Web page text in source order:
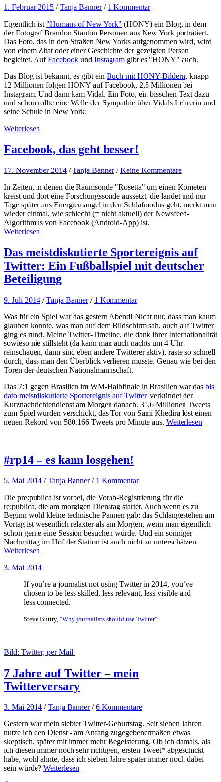
1. Februar 2015 /Tanja Banner / 1 Kommentar
Eigentlich ist "Humans of New York" (HONY) ein Blog, in dem
der Fotograf Brandon Stanton Personen aus New York porträtiert.
Das Foto, das in den Straßen New Yorks aufgenommen wird, wird
von einem Zitat oder einer Geschichte der gezeigten Person
begleitet. AufFacebook und Instagram gibt es "HONY" auch.
Das Blog ist bekannt, es gibt ein Buch mit HONY-Bildern, knapp
12 Millionen folgen HONY auf Facebook, 2,5 Millionen bei
Instagram. Und dann kam Vidal. Ein Foto, ein bisschen Text dazu
und schon rollte eine Welle der Sympathie über Vidals Lehrerin und
seine Schule in New York:
Weiterlesen
Facebook, das geht besser!
17. November 2014 /Tanja Banner /Keine Kommentare
In Zeiten, in denen die Raumsonde "Rosetta" um einen Kometen
kreist und dort eine Forschungssonde aussetzt, die landet und nur
Tage später aus Energiemangel in den Schlafmodus geht, merkt man
wieder einmal, wie schlecht (= nicht aktuell) der Newsfeed-
Algorithmus von Facebook (Android-App) ist.
Weiterlesen
Das meistdiskutierte Sportereignis auf
Twitter: Ein Fußballspiel mit deutscher
Beteiligung
9. Juli 2014 /Tanja Banner / 1 Kommentar
Was für ein Spiel war das gestern Abend! Nicht nur, dass man kaum
glauben konnte, was man auf dem Bildschirm sah, auch auf Twitter
ging es rund. Meine Twitter-Timeline, die dank ihrer Internationalität
sowieso nie stillsteht (da kann man auch nachts um 4 Uhr
reinschauen, dann sind eben andere Twitterer aktiv), raste so schnell
durch, dass man den Überblick verlieren musste. Genau wie bei den
Toren der deutschen Nationalmannschaft.
Das 7:1 gegen Brasilien im WM-Halbfinale in Brasilien war das bis
dato meistdiskutierte Sportereignis auf Twitter, verkündet der
Kurznachrichtendienst am Morgen danach. 35,6 Millionen Tweets
zum Spiel wurden verschickt, das Tor von Sami Khedira löst einen
neuen Rekord von 580.166 Tweets pro Minute aus. Weiterlesen
#rp14 – es kann losgehen!
5. Mai 2014 /Tanja Banner / 1 Kommentar
Die pre:publica ist vorbei, die Vorab-Registrierung für die
re:publica, die am morgigen Dienstag startet. Auch wenn es zu
Beginn wohl kleine technische Pannen gab: das Schlangestehen am
Vortag ist wesentlich relaxter als am Morgen, wenn man eigentlich
schon gerne eine Session besuchen würde. Und ein sonniger
Nachmittag im Hof der Station ist auch nicht zu unterschätzen.
Weiterlesen
3. Mai 2014
If you’re a journalist not using Twitter in 2014, you’ve
chosen to be less skilled, less relevant, less visible and
less connected.
Steve Buttry, "Why journalists should use Twitter"
Bild: Twitter, per Mail.
7 Jahre auf Twitter – mein
Twitterversary
3. Mai 2014 /Tanja Banner /6 Kommentare
Gestern war mein siebter Twitter-Geburtstag. Seit sieben Jahren
nutze ich den Dienst - am Anfang zugegebenermaßen etwas
skeptisch, später mit immer mehr Begeisterung. Ob ich damals, als
ich diesen immer noch sehr richtigen, ersten Tweet* abgeschickt
habe, wohl ahnte, dass ich sieben Jahre später immer noch dabei
sein würde? Weiterlesen